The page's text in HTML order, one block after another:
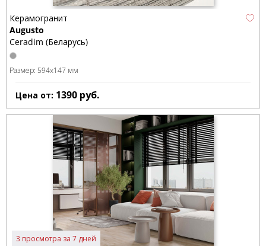
Керамогранит
Augusto
Ceradim (Беларусь)
Размер: 594x147 мм
Цена от: 1390 руб.
3 просмотра за 7 дней